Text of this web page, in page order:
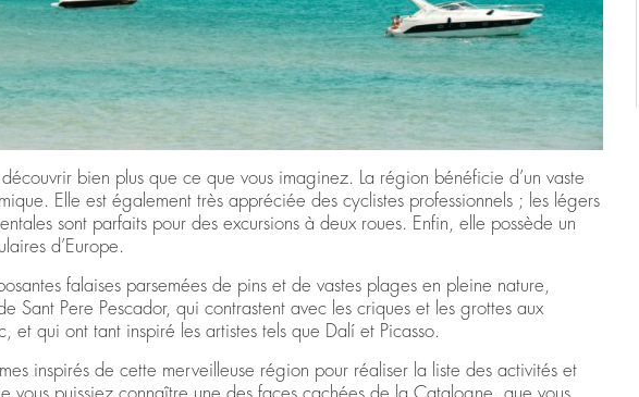
bien plus que ce que vous imaginez. La région bénéficie d’un vaste
Elle est également très appréciée des cyclistes professionnels ; les légers
sont parfaits pour des excursions à deux roues. Enfin, elle possède un
d’Europe.
falaises parsemées de pins et de vastes plages en pleine nature,
Sant Pere Pescador, qui contrastent avec les criques et les grottes aux
et qui ont tant inspiré les artistes tels que Dalí et Picasso.
inspirés de cette merveilleuse région pour réaliser la liste des activités et
vous puissiez connaître une des faces cachées de la Catalogne, que vous